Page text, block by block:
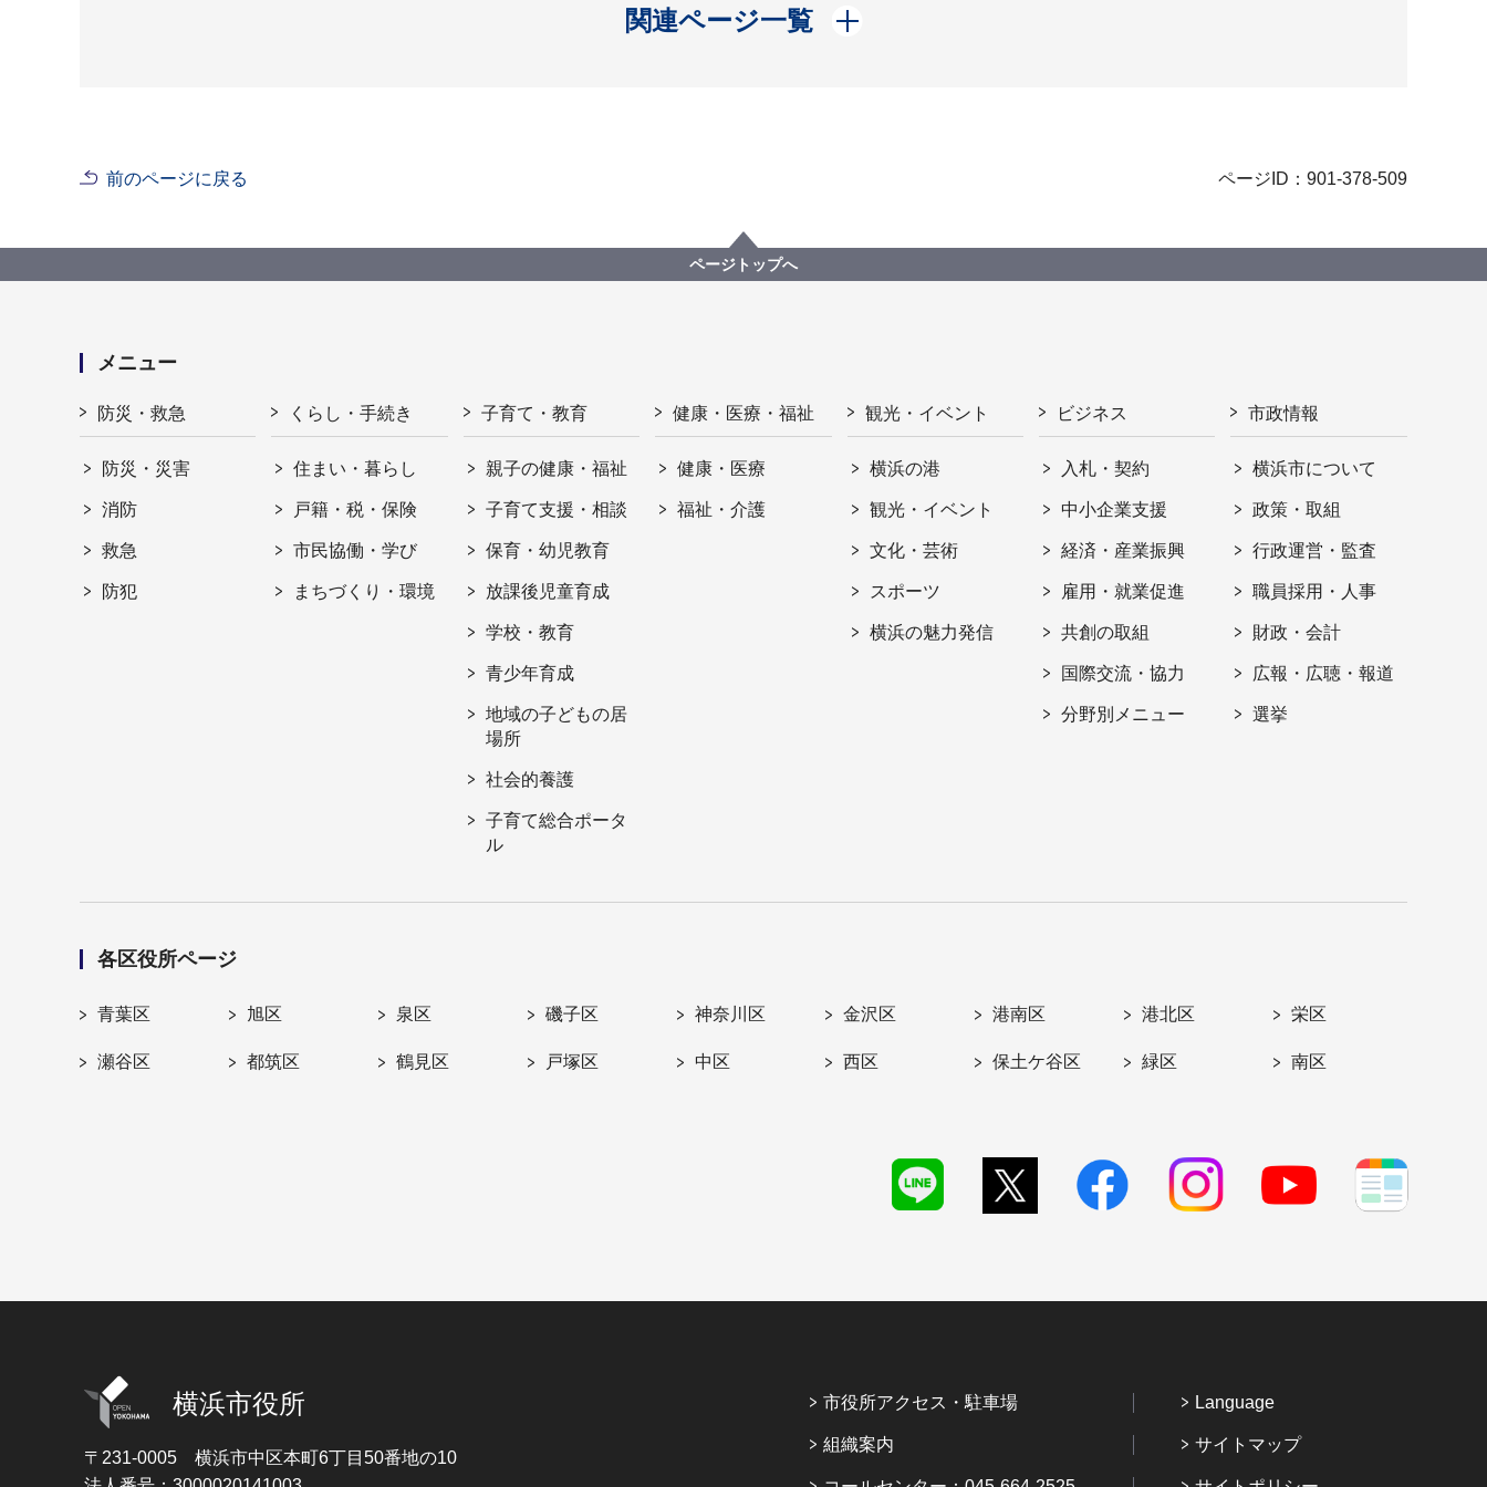
関連ページ一覧
開く
前のページに戻る ページID：901-378-509
ページトップへ
メニュー
防災・救急
防災・災害
消防
救急
防犯
くらし・手続き
住まい・暮らし
戸籍・税・保険
市民協働・学び
まちづくり・環境
子育て・教育
親子の健康・福祉
子育て支援・相談
保育・幼児教育
放課後児童育成
学校・教育
青少年育成
地域の子どもの居
場所
社会的養護
子育て総合ポータ
ル
健康・医療・福祉
健康・医療
福祉・介護
観光・イベント
横浜の港
観光・イベント
文化・芸術
スポーツ
横浜の魅力発信
ビジネス
入札・契約
中小企業支援
経済・産業振興
雇用・就業促進
共創の取組
国際交流・協力
分野別メニュー
市政情報
横浜市について
政策・取組
行政運営・監査
職員採用・人事
財政・会計
広報・広聴・報道
選挙
各区役所ページ
青葉区 旭区 泉区 磯子区 神奈川区 金沢区 港南区 港北区 栄区
瀬谷区 都筑区 鶴見区 戸塚区 中区 西区 保土ケ谷区 緑区 南区
横浜市役所
〒231-0005 横浜市中区本町6丁目50番地の10
市役所アクセス・駐車場
組織案内
Language
サイトマップ